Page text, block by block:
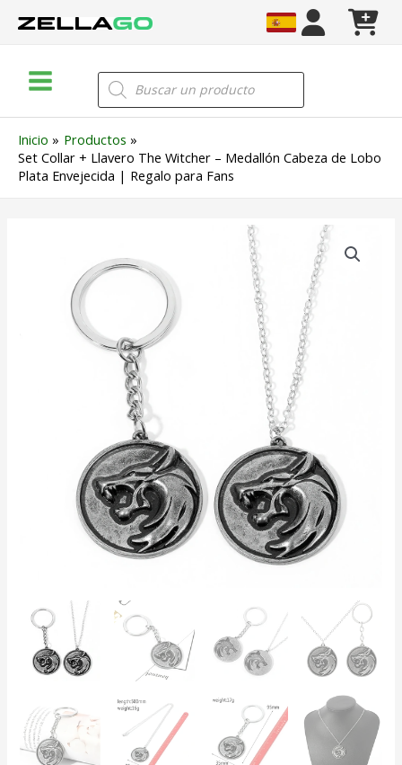
Menu
Búsqueda
de
productos
Inicio
Productos
Set Collar + Llavero The Witcher – Medallón Cabeza de Lobo
Plata Envejecida | Regalo para Fans
Envejecida